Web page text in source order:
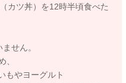
カツ丼）を12時半頃食べた
せん。
、
もやヨーグルト